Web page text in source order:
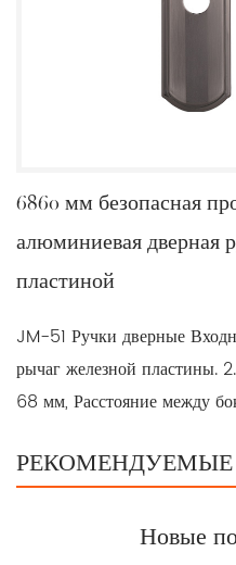
6860 мм безопасная
алюминиевая дверная
пластиной
JM-51 Ручки дверные
рычаг железной пластины.
68 мм, Расстояние между
Новые